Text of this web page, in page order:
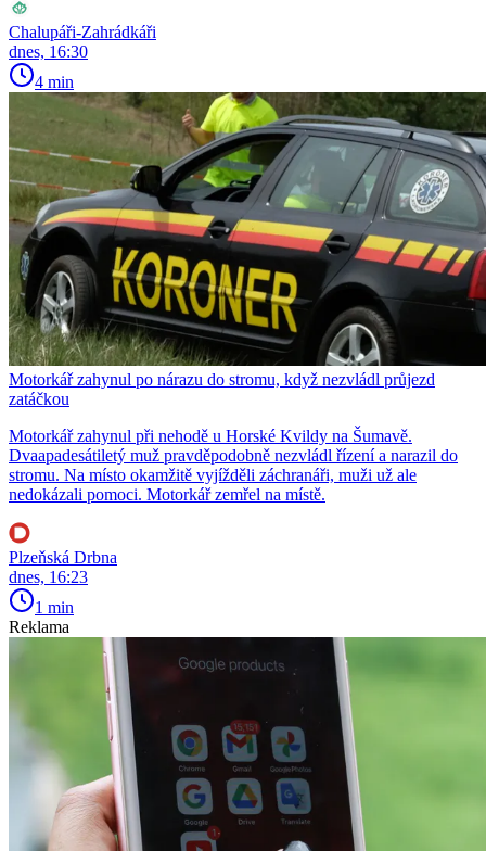
Chalupáři-Zahrádkáři
dnes, 16:30
4 min
Motorkář zahynul po nárazu do stromu, když nezvládl průjezd
zatáčkou
Motorkář zahynul při nehodě u Horské Kvildy na Šumavě.
Dvaapadesátiletý muž pravděpodobně nezvládl řízení a narazil do
stromu. Na místo okamžitě vyjížděli záchranáři, muži už ale
nedokázali pomoci. Motorkář zemřel na místě.
Plzeňská Drbna
dnes, 16:23
1 min
Reklama